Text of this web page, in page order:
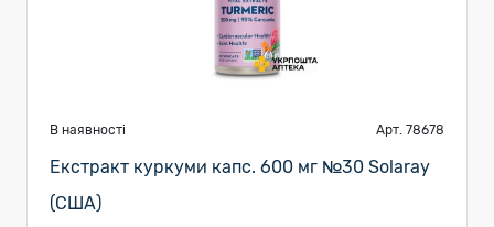
В наявності Арт. 78678
Екстракт куркуми капс. 600 мг №30 Solaray
(США)